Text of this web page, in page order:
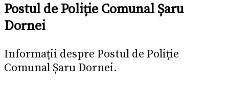
Postul de Poliție Comunal Șaru
Dornei
Informații despre Postul de Poliție
Comunal Șaru Dornei.